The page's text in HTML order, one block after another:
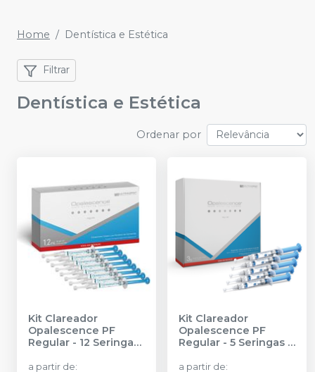
Home Dentística e Estética
Filtrar
Dentística e Estética
Ordenar por
Kit Clareador
Opalescence PF
Regular - 12 Seringas
a partir de:
Kit Clareador
Opalescence PF
Regular - 5 Seringas -
a partir de: